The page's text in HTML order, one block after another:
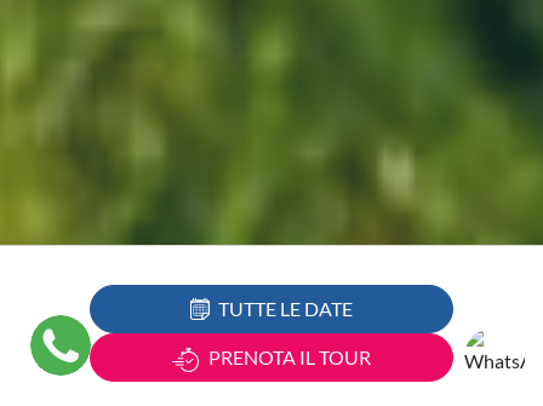
TUTTE LE DATE
PRENOTA IL TOUR